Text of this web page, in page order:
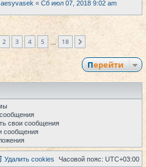
« Сб июл 07, 2018 9:02 am
из
2 3 4 5 18
Перейти
свои сообщения
сообщения
Часовой пояс: UTC+03:00
Удалить cookies